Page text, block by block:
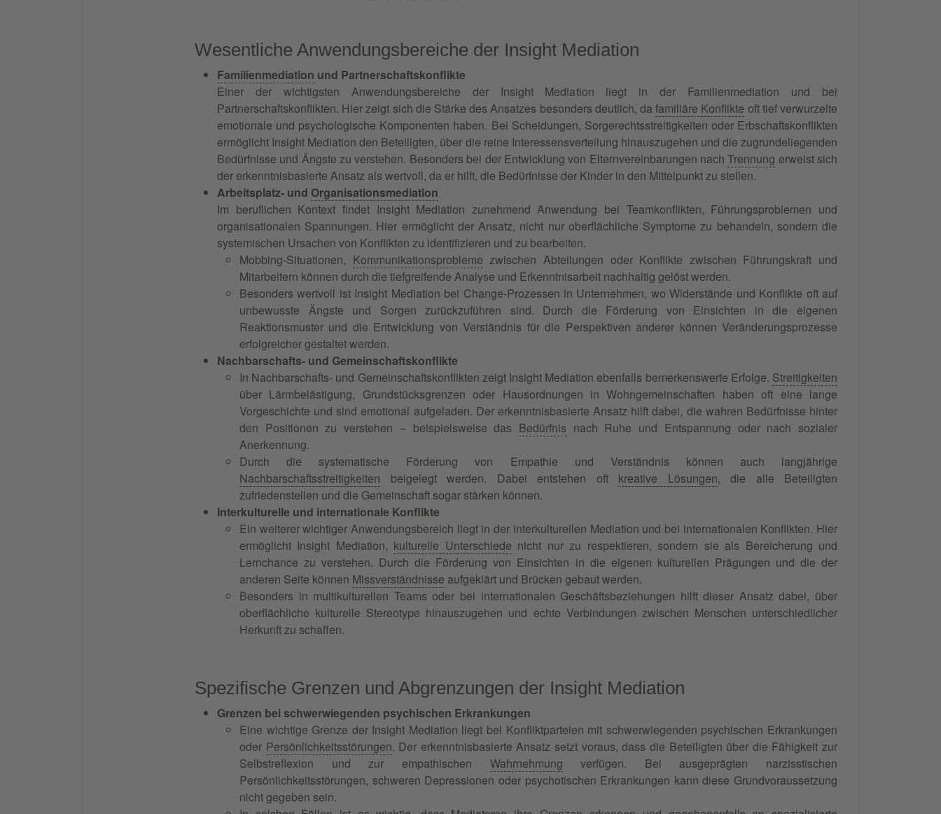
Wesentliche Anwendungsbereiche der Insight Mediation
Familienmediation und Partnerschaftskonflikte
Einer der wichtigsten Anwendungsbereiche der Insight Mediation liegt in der Familienmediation und bei
Partnerschaftskonflikten. Hier zeigt sich die Stärke des Ansatzes besonders deutlich, dafamiliäre Konflikte oft tief verwurzelte
emotionale und psychologische Komponenten haben. Bei Scheidungen, Sorgerechtsstreitigkeiten oder Erbschaftskonflikten
ermöglicht Insight Mediation den Beteiligten, über die reine Interessensverteilung hinauszugehen und die zugrundeliegenden
Bedürfnisse und Ängste zu verstehen. Besonders bei der Entwicklung von Elternvereinbarungen nachTrennung erweist sich
der erkenntnisbasierte Ansatz als wertvoll, da er hilft, die Bedürfnisse der Kinder in den Mittelpunkt zu stellen.
Arbeitsplatz- und Organisationsmediation
Im beruflichen Kontext findet Insight Mediation zunehmend Anwendung bei Teamkonflikten, Führungsproblemen und
organisationalen Spannungen. Hier ermöglicht der Ansatz, nicht nur oberflächliche Symptome zu behandeln, sondern die
systemischen Ursachen von Konflikten zu identifizieren und zu bearbeiten.
Mobbing-Situationen, Kommunikationsprobleme zwischen Abteilungen oder Konflikte zwischen Führungskraft und
Mitarbeitern können durch die tiefgreifende Analyse und Erkenntnisarbeit nachhaltig gelöst werden.
Besonders wertvoll ist Insight Mediation bei Change-Prozessen in Unternehmen, wo Widerstände und Konflikte oft auf
unbewusste Ängste und Sorgen zurückzuführen sind. Durch die Förderung von Einsichten in die eigenen
Reaktionsmuster und die Entwicklung von Verständnis für die Perspektiven anderer können Veränderungsprozesse
erfolgreicher gestaltet werden.
Nachbarschafts- und Gemeinschaftskonflikte
In Nachbarschafts- und Gemeinschaftskonflikten zeigt Insight Mediation ebenfalls bemerkenswerte Erfolge. Streitigkeiten
über Lärmbelästigung, Grundstücksgrenzen oder Hausordnungen in Wohngemeinschaften haben oft eine lange
Vorgeschichte und sind emotional aufgeladen. Der erkenntnisbasierte Ansatz hilft dabei, die wahren Bedürfnisse hinter
den Positionen zu verstehen – beispielsweise das Bedürfnis nach Ruhe und Entspannung oder nach sozialer
Anerkennung.
Durch die systematische Förderung von Empathie und Verständnis können auch langjährige
Nachbarschaftsstreitigkeiten beigelegt werden. Dabei entstehen oft kreative Lösungen, die alle Beteiligten
zufriedenstellen und die Gemeinschaft sogar stärken können.
Interkulturelle und internationale Konflikte
Ein weiterer wichtiger Anwendungsbereich liegt in der interkulturellen Mediation und bei internationalen Konflikten. Hier
ermöglicht Insight Mediation, kulturelle Unterschiede nicht nur zu respektieren, sondern sie als Bereicherung und
Lernchance zu verstehen. Durch die Förderung von Einsichten in die eigenen kulturellen Prägungen und die der
anderen Seite können Missverständnisse aufgeklärt und Brücken gebaut werden.
Besonders in multikulturellen Teams oder bei internationalen Geschäftsbeziehungen hilft dieser Ansatz dabei, über
oberflächliche kulturelle Stereotype hinauszugehen und echte Verbindungen zwischen Menschen unterschiedlicher
Herkunft zu schaffen.
Spezifische Grenzen und Abgrenzungen der Insight Mediation
Grenzen bei schwerwiegenden psychischen Erkrankungen
Eine wichtige Grenze der Insight Mediation liegt bei Konfliktparteien mit schwerwiegenden psychischen Erkrankungen
oder Persönlichkeitsstörungen. Der erkenntnisbasierte Ansatz setzt voraus, dass die Beteiligten über die Fähigkeit zur
Selbstreflexion und zur empathischen Wahrnehmung verfügen. Bei ausgeprägten narzisstischen
Persönlichkeitsstörungen, schweren Depressionen oder psychotischen Erkrankungen kann diese Grundvoraussetzung
nicht gegeben sein.